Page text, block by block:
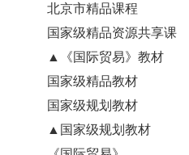
北京市精品课程
国家级精品资源共享课
▲
《国际贸易》教材
国家级精品教材
国家级规划教材
▲ 国家级规划教材